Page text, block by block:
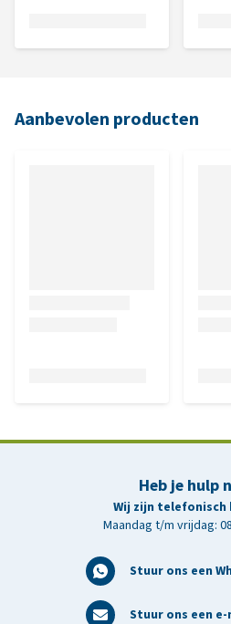
Aanbevolen producten
Heb je hulp
Wij zijn
Maandag t/m vrijdag:
Stuur ons een
Stuur ons een